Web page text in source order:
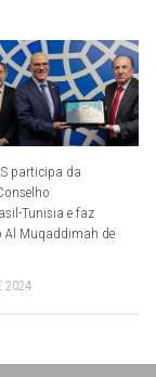
participa da
Tunisia e faz
Al Muqaddimah de
2024